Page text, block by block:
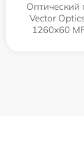
Оптический
Vector
1260x60